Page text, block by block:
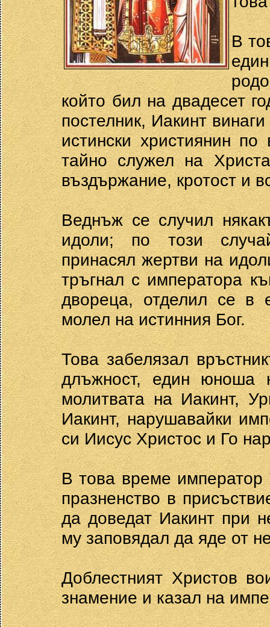
В
който бил на двадесет
постелник, Иакинт
истински християнин
тайно служел на
въздържание, кротост и
Веднъж се случил
идоли; по този
принасял жертви на
тръгнал с императора
двореца, отделил се в
молел на истинния Бог.
Това забелязал
длъжност, един юноша
молитвата на Иакинт,
Иакинт, нарушавайки
си Иисус Христос и Го
В това време император
празненство в
да доведат Иакинт при
му заповядал да яде от
Доблестният Христов
знамение и казал на